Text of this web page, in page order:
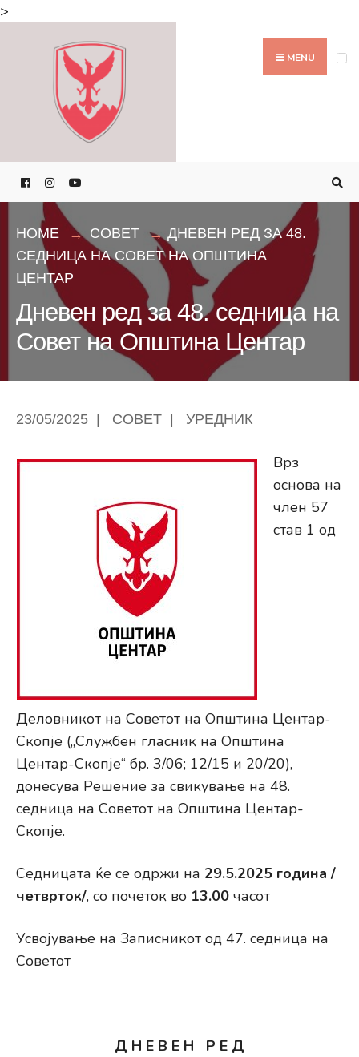
>
MENU
HOME СОВЕТ
ДНЕВЕН РЕД ЗА 48.
СЕДНИЦА НА СОВЕТ НА ОПШТИНА
ЦЕНТАР
Дневен ред за 48. седница на
Совет на Општина Центар
23/05/2025 СОВЕТ УРЕДНИК
Врз
основа на
член 57
став 1 од
Деловникот на Советот на Општина Центар-
Скопје („Службен гласник на Општина
Центар-Скопје“ бр. 3/06; 12/15 и 20/20),
донесува Решение за свикување на 48.
седница на Советот на Општина Центар-
Скопје.
Седницата ќе се одржи на 29.5.2025 година /
четврток/, со почеток во 13.00 часот
Усвојување на Записникот од 47. седница на
Советот
Д Н Е В Е Н Р Е Д